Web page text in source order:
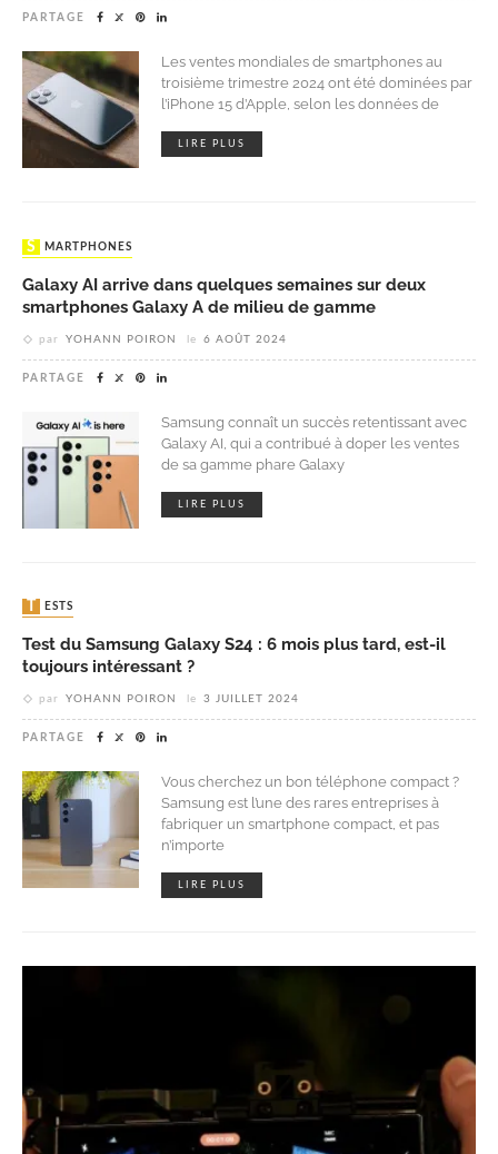
PARTAGE
Les ventes mondiales de smartphones au
troisième trimestre 2024 ont été dominées par
l’iPhone 15 d’Apple, selon les données de
LIRE PLUS
SMARTPHONES
Galaxy AI arrive dans quelques semaines sur deux
smartphones Galaxy A de milieu de gamme
par YOHANN POIRON le 6 AOÛT 2024
PARTAGE
Samsung connaît un succès retentissant avec
Galaxy AI, qui a contribué à doper les ventes
de sa gamme phare Galaxy
LIRE PLUS
TESTS
Test du Samsung Galaxy S24 : 6 mois plus tard, est-il
toujours intéressant ?
par YOHANN POIRON le 3 JUILLET 2024
PARTAGE
Vous cherchez un bon téléphone compact ?
Samsung est l’une des rares entreprises à
fabriquer un smartphone compact, et pas
n’importe
LIRE PLUS